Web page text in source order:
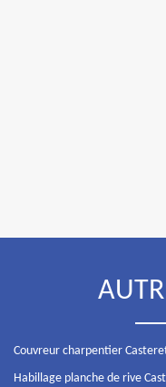
Couvreur charpentier
Habillage planche de rive